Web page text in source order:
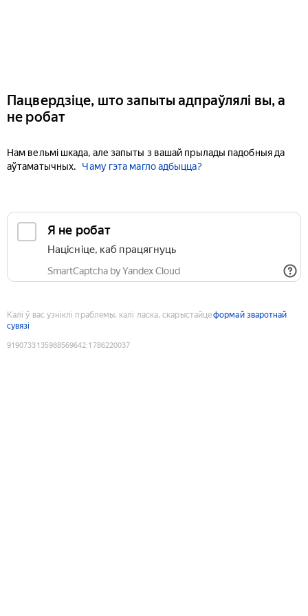
Пацвердзіце, што запыты адпраўлялі вы, а
не робат
Нам вельмі шкада, але запыты з вашай прылады падобныя да
аўтаматычных.
Чаму гэта магло адбыцца?
Я не робат
Націсніце, каб працягнуць
SmartCaptcha by Yandex Cloud
Калі ў вас узніклі праблемы, калі ласка, скарыстайцеформай зваротнай
сувязі
9190733135988569642:1786220037